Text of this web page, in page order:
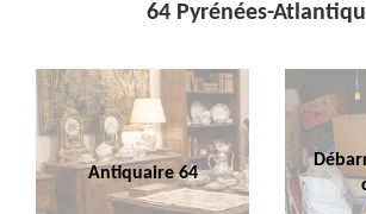
64 Pyrénées-
Antiquaire 64